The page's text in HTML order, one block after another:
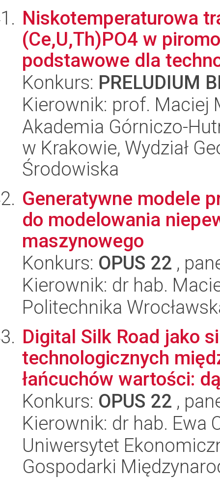
Niskotemperaturowa
(Ce,U,Th)PO4 w
podstawowe dla
Konkurs: PRELUDIUM
Kierownik: prof. Maciej
Akademia Górniczo-
w Krakowie, Wydział
Środowiska
Generatywne modele
do modelowania
maszynowego
Konkurs: OPUS 22 ,
Kierownik: dr hab.
Politechnika
Digital Silk Road jako
technologicznych
łańcuchów wartości:
Konkurs: OPUS 22 ,
Kierownik: dr hab. Ewa
Uniwersytet
Gospodarki